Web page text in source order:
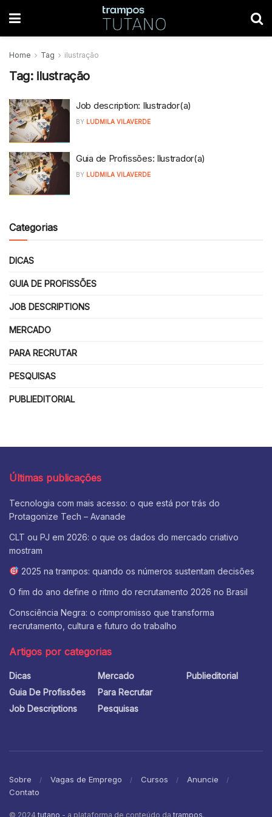
Home Tag ilustração
Tag: ilustração
Job description: Ilustrador(a)
BY LUDMILA VILAVERDE
Guia de Profissões: Ilustrador(a)
BY LUDMILA VILAVERDE
Categorias
DICAS
GUIA DE PROFISSÕES
JOB DESCRIPTIONS
MERCADO
PARA RECRUTAR
PESQUISAS
PUBLIEDITORIAL
Últimas publicações
Tecnologia com mais acesso: o que está por trás do
Protagonize Tech – Avanade
CLT ou PJ em 2026: o que os dados do mercado criativo
mostram
2025 na trampos: quando os números sustentam decisões
O fim do ano define o ritmo do recrutamento 2026 no Brasil
Consciência Negra: o compromisso que transforma
recrutamento, cultura e futuro do trabalho
Artigos por categorias
Dicas
Guia De Profissões
Job Descriptions
Mercado
Para Recrutar
Pesquisas
Publieditorial
Sobre Vagas de Emprego Cursos
Anuncie
Contato
© 2024 tutano - a plataforma de conteúdo da trampos.